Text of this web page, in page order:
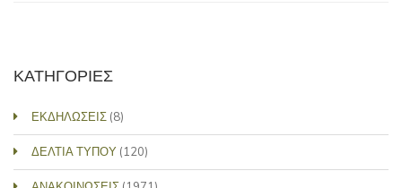
ΚΑΤΗΓΟΡΙΕΣ
ΕΚΔΗΛΩΣΕΙΣ (8)
ΔΕΛΤΙΑ ΤΥΠΟΥ (120)